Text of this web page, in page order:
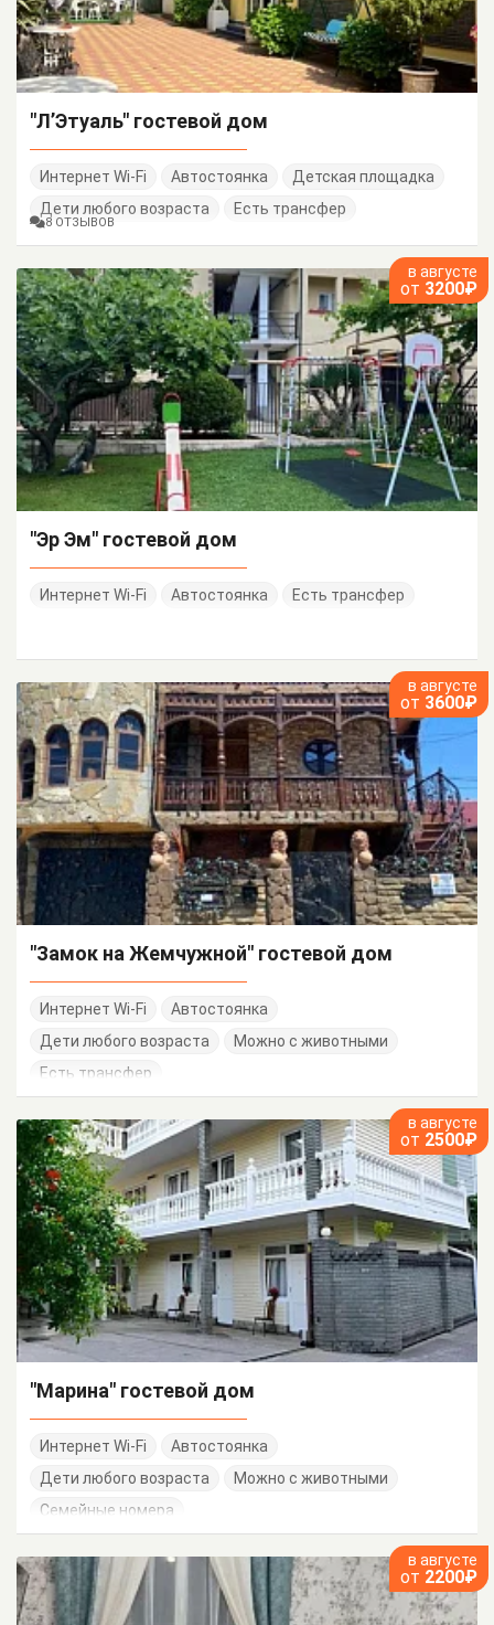
"Л’Этуаль" гостевой дом
Интернет Wi-Fi Автостоянка
Детская площадка
Дети любого возраста
Есть трансфер
8 ОТЗЫВОВ
в августе
от 3200₽
"Эр Эм" гостевой дом
Интернет Wi-Fi Автостоянка Есть трансфер
в августе
от 3600₽
"Замок на Жемчужной" гостевой дом
Интернет Wi-Fi
Автостоянка
Дети любого возраста
Можно с животными
Есть трансфер
в августе
от 2500₽
"Марина" гостевой дом
Интернет Wi-Fi
Автостоянка
Дети любого возраста
Можно с животными
Семейные номера
в августе
от 2200₽